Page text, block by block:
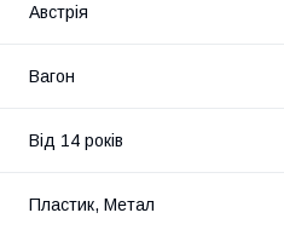
Австрія
Вагон
Від 14 років
Пластик, Метал